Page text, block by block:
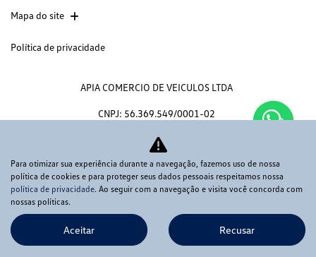
Mapa do site
Política de privacidade
APIA COMERCIO DE VEICULOS LTDA
CNPJ: 56.369.549/0001-02
No trânsito, enxergar o outro salva
vidas.
Desenvolvido pela DEALERSPACE ® Direitos Reservados.
Para otimizar sua experiência durante a navegação, fazemos uso de nossa
política de cookies e para proteger seus dados pessoais respeitamos nossa
política de privacidade. Ao seguir com a navegação e visita você concorda com
nossas políticas.
Aceitar Recusar